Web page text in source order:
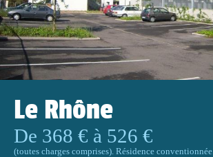
Contact
Le Rhône
De 368 € à 526 €
(toutes charges comprises). Résidence conventionnée.